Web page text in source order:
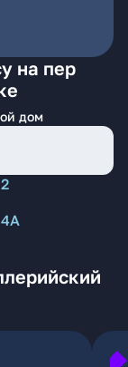
на пер
дом
2
4А